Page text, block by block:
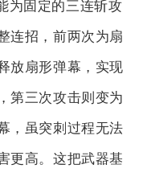
为固定的三连斩攻
连招，前两次为扇
放扇形弹幕，实现
第三次攻击则变为
，虽突刺过程无法
更高。这把武器基